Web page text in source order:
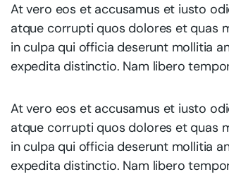
At vero eos et accusamus et iusto
atque corrupti quos dolores et quas
in culpa qui officia deserunt mollitia
expedita distinctio. Nam libero
At vero eos et accusamus et iusto
atque corrupti quos dolores et quas
in culpa qui officia deserunt mollitia
expedita distinctio. Nam libero